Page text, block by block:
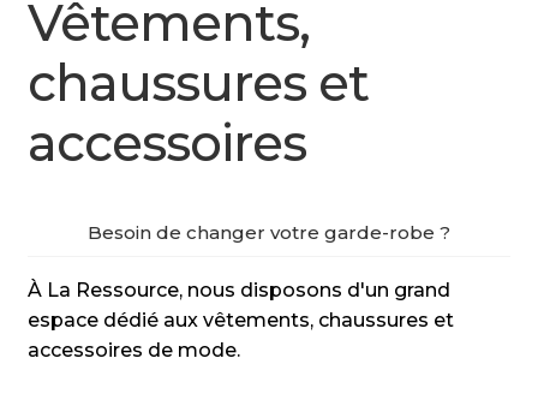
Vêtements,
chaussures et
accessoires
Besoin de changer votre garde-robe ?
À La Ressource, nous disposons d'un grand
espace dédié aux vêtements, chaussures et
accessoires de mode.